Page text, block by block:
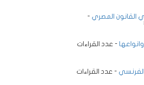
القانون المصري -
- عدد القراءات
الفرنسي - عدد القراءات